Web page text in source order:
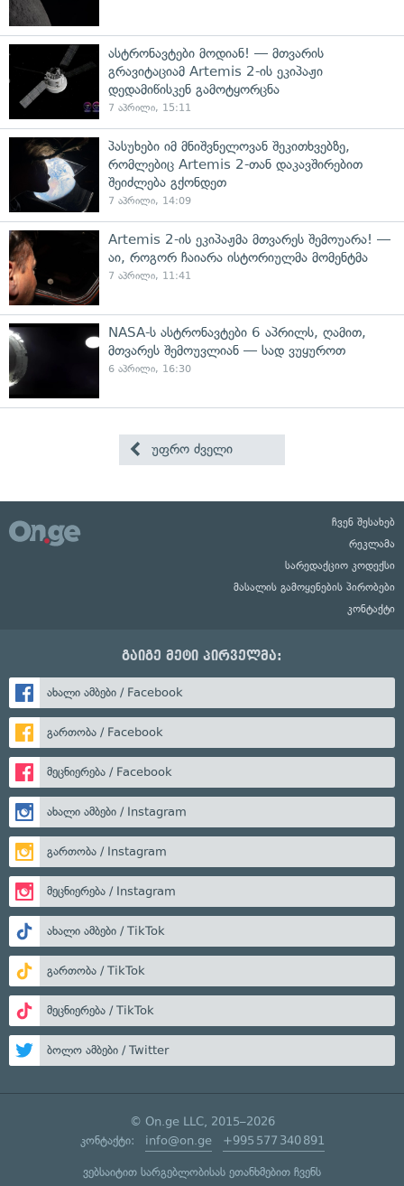
ასტრონავტები მოდიან! — მთვარის
გრავიტაციამ Artemis 2-ის ეკიპაჟი
დედამიწისკენ გამოტყორცნა
7 აპრილი, 15:11
პასუხები იმ მნიშვნელოვან შეკითხვებზე,
რომლებიც Artemis 2-თან დაკავშირებით
შეიძლება გქონდეთ
7 აპრილი, 14:09
Artemis 2-ის ეკიპაჟმა მთვარეს შემოუარა! —
აი, როგორ ჩაიარა ისტორიულმა მომენტმა
7 აპრილი, 11:41
NASA-ს ასტრონავტები 6 აპრილს, ღამით,
მთვარეს შემოუვლიან — სად ვუყუროთ
6 აპრილი, 16:30
უფრო ძველი
ჩვენ შესახებ
რეკლამა
სარედაქციო კოდექსი
მასალის გამოყენების პირობები
კონტაქტი
გაიგე მეტი პირველმა:
ახალი ამბები / Facebook
გართობა / Facebook
მეცნიერება / Facebook
ახალი ამბები / Instagram
გართობა / Instagram
მეცნიერება / Instagram
ახალი ამბები / TikTok
გართობა / TikTok
მეცნიერება / TikTok
ბოლო ამბები / Twitter
© On.ge LLC, 2015–2026
კონტაქტი: info@on.ge +995 577 340 891
ვებსაიტით სარგებლობისას ეთანხმებით ჩვენს